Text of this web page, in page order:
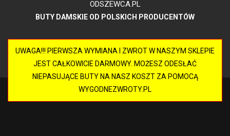
ODSZEWCA.PL
BUTY DAMSKIE OD POLSKICH PRODUCENTÓW
UWAGA!!! PIERWSZA WYMIANA I ZWROT W NASZYM SKLEPIE
JEST CAŁKOWICIE DARMOWY. MOŻESZ ODESŁAĆ
NIEPASUJĄCE BUTY NA NASZ KOSZT ZA POMOCĄ
WYGODNEZWROTY.PL